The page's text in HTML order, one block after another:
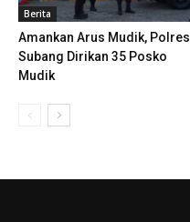
Berita
Amankan Arus Mudik, Polres
Subang Dirikan 35 Posko
Mudik